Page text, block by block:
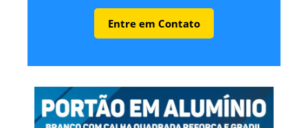
Entre em Contato